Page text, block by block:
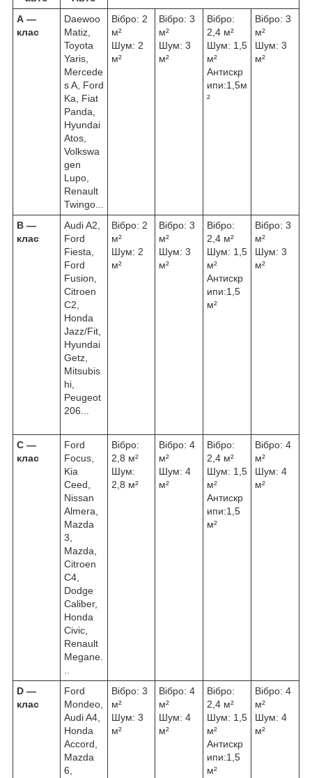
А ―
клас
Daewoo
Matiz,
Toyota
Yaris,
Mercede
s A, Ford
Ka, Fiat
Panda,
Hyundai
Atos,
Volkswa
gen
Lupo,
Renault
Twingo...
Вібро: 2
м²
Шум: 2
м²
Вібро: 3
м²
Шум: 3
м²
Вібро:
2,4 м²
Шум: 1,5
м²
Антискр
ипи:1,5м
²
Вібро: 3
м²
Шум: 3
м²
В ―
клас
Audi A2,
Ford
Fiesta,
Ford
Fusion,
Citroen
C2,
Honda
Jazz/Fit,
Hyundai
Getz,
Mitsubis
hi,
Peugeot
206...
Вібро: 2
м²
Шум: 2
м²
Вібро: 3
м²
Шум: 3
м²
Вібро:
2,4 м²
Шум: 1,5
м²
Антискр
ипи:1,5
м²
Вібро: 3
м²
Шум: 3
м²
С ―
клас
Ford
Focus,
Kia
Ceed,
Nissan
Almera,
Mazda
3,
Mazda,
Citroen
C4,
Dodge
Caliber,
Honda
Civic,
Renault
Megane.
Вібро:
2,8 м²
Шум:
2,8 м²
Вібро: 4
м²
Шум: 4
м²
Вібро:
2,4 м²
Шум: 1,5
м²
Антискр
ипи:1,5
м²
Вібро: 4
м²
Шум: 4
м²
D ―
клас
Ford
Mondeo,
Audi A4,
Honda
Accord,
Mazda
6,
Вібро: 3
м²
Шум: 3
м²
Вібро: 4
м²
Шум: 4
м²
Вібро:
2,4 м²
Шум: 1,5
м²
Антискр
ипи:1,5
м²
Вібро: 4
м²
Шум: 4
м²